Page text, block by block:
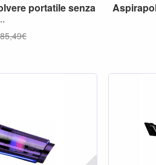
portatilesenza
85,49€